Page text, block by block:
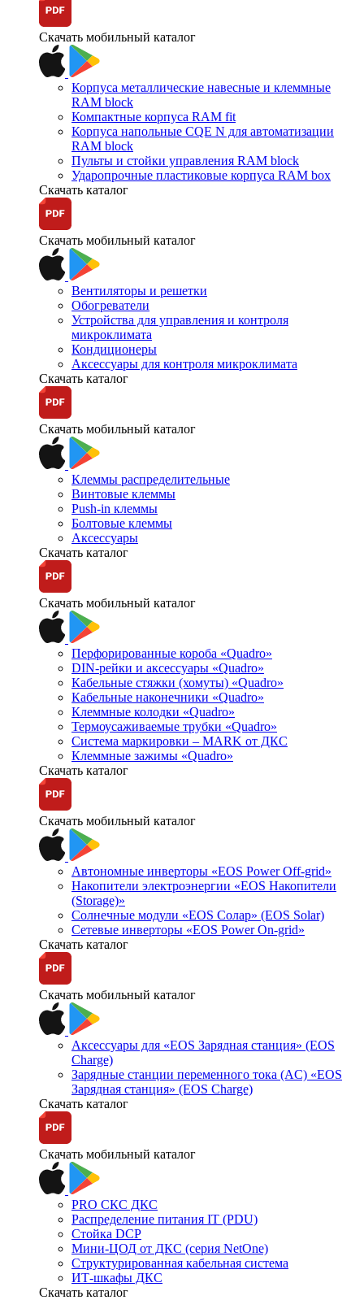
Скачать мобильный каталог
Корпуса металлические навесные и клеммные
RAM block
Компактные корпуса RAM fit
Корпуса напольные CQE N для автоматизации
RAM block
Пульты и стойки управления RAM block
Ударопрочные пластиковые корпуса RAM box
Скачать каталог
Скачать мобильный каталог
Вентиляторы и решетки
Обогреватели
Устройства для управления и контроля
микроклимата
Кондиционеры
Аксессуары для контроля микроклимата
Скачать каталог
Скачать мобильный каталог
Клеммы распределительные
Винтовые клеммы
Push-in клеммы
Болтовые клеммы
Аксессуары
Скачать каталог
Скачать мобильный каталог
Перфорированные короба «Quadro»
DIN-рейки и аксессуары «Quadro»
Кабельные стяжки (хомуты) «Quadro»
Кабельные наконечники «Quadro»
Клеммные колодки «Quadro»
Термоусаживаемые трубки «Quadro»
Система маркировки – MARK от ДКС
Клеммные зажимы «Quadro»
Скачать каталог
Скачать мобильный каталог
Автономные инверторы «EOS Power Off-grid»
Накопители электроэнергии «EOS Накопители
(Storage)»
Солнечные модули «EOS Солар» (EOS Solar)
Сетевые инверторы «EOS Power On-grid»
Скачать каталог
Скачать мобильный каталог
Аксессуары для «EOS Зарядная станция» (EOS
Charge)
Зарядные станции переменного тока (AC) «EOS
Зарядная станция» (EOS Charge)
Скачать каталог
Скачать мобильный каталог
PRO СКС ДКС
Распределение питания IT (PDU)
Стойка DCP
Мини-ЦОД от ДКС (серия NetOne)
Структурированная кабельная система
ИТ-шкафы ДКС
Скачать каталог